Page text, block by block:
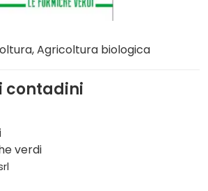
, Agricoltura biologica
contadini
verdi